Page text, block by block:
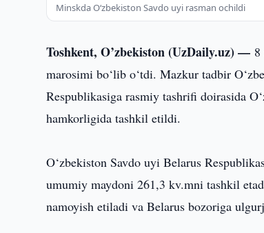
Minskda O‘zbekiston Savdo uyi rasman ochildi
Toshkent, O’zbekiston (UzDaily.uz) —
marosimi bo‘lib o‘tdi. Mazkur tadbir
Respublikasiga rasmiy tashrifi doirasida
hamkorligida tashkil etildi.
O‘zbekiston Savdo uyi Belarus
umumiy maydoni 261,3 kv.mni tashkil
namoyish etiladi va Belarus bozoriga